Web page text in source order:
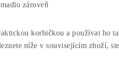
zároveň
korbičkou a používat ho
níže v souvisejícím zboží,